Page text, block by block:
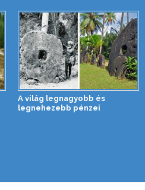
A világ legnagyobb és
legnehezebb pénzei